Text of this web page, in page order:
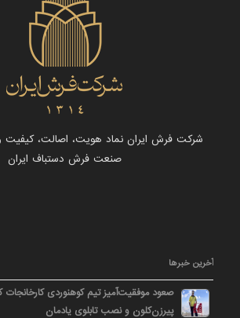
شرکت فرش ایران نماد هویت، اصالت، کیفیت
صنعت فرش دستباف ایران
آخرین خبرها
صعود موفقیت‌آمیز تیم کوهنوردی کارخانجات
پیرزن‌کلون و نصب تابلوی یادمان